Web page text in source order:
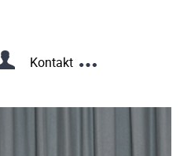
Kontakt